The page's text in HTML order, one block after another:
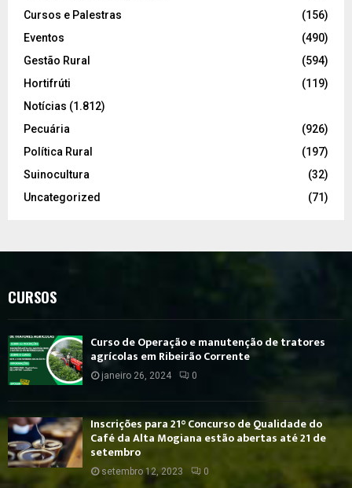
Cursos e Palestras
(156)
Eventos
(490)
Gestão Rural
(594)
Hortifrúti
(119)
Notícias (1.812)
Pecuária
(926)
Política Rural
(197)
Suinocultura
(32)
Uncategorized
(71)
CURSOS
Curso de Operação e manutenção de tratores
agrícolas em Ribeirão Corrente
janeiro 26, 2024 0
Inscrições para 21° Concurso de Qualidade do
Café da Alta Mogiana estão abertas até 21 de
setembro
setembro 12, 2023 0